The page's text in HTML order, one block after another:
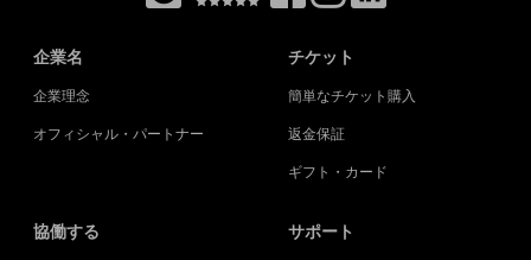
企業名
企業理念
オフィシャル・パートナー
チケット
簡単なチケット購入
返金保証
ギフト・カード
協働する サポート